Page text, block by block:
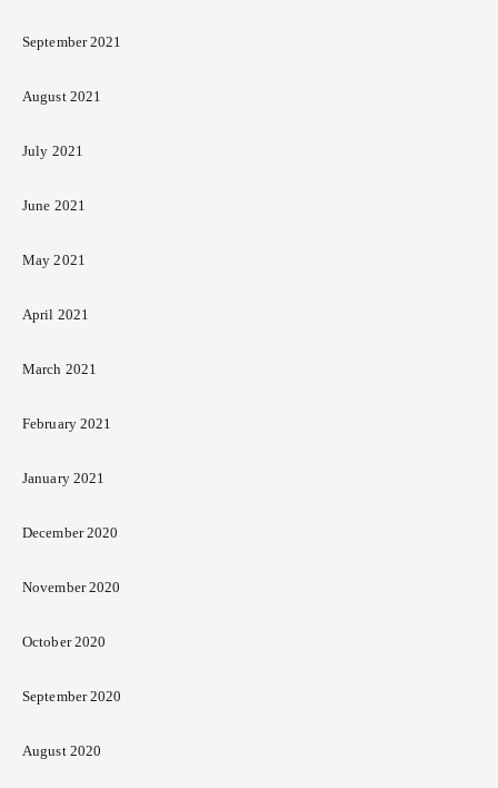
September 2021
August 2021
July 2021
June 2021
May 2021
April 2021
March 2021
February 2021
January 2021
December 2020
November 2020
October 2020
September 2020
August 2020